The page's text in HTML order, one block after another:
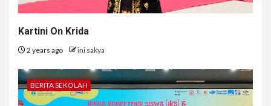
Kartini On Krida
2 years ago ini sakya
BERITA SEKOLAH